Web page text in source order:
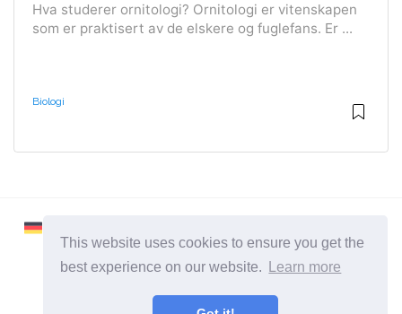
This website uses cookies to ensure you get the
best experience on our website.
Learn more
Hva studerer ornitologi? Ornitologi er vitenskapen
som er praktisert av de elskere og fuglefans. Er ...
Biologi
2026 ©Learnaboutworld